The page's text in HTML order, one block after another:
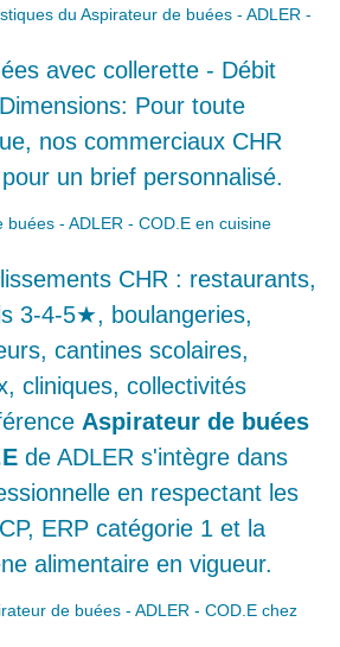
du Aspirateur de buées -
avec collerette -
h Dimensions: Pour
nos
sont disponibles pour
buées - ADLER - COD.E en cuisine
CHR :
hôtels 3-4-5★,
traiteurs,
EHPAD, hôpitaux,
publiques. La
de buées - ADLER -
s'intègre dans une
en respectant les
ERP catégorie 1 et la
alimentaire en